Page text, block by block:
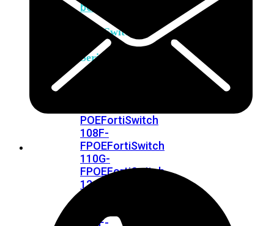
bekijken
FortiSwitch
100
Series
POEFortiSwitch
108F-
FPOEFortiSwitch
110G-
FPOEFortiSwitch
124F
124F-